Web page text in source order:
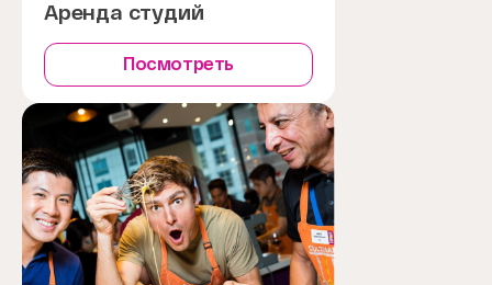
Аренда студий
Посмотреть